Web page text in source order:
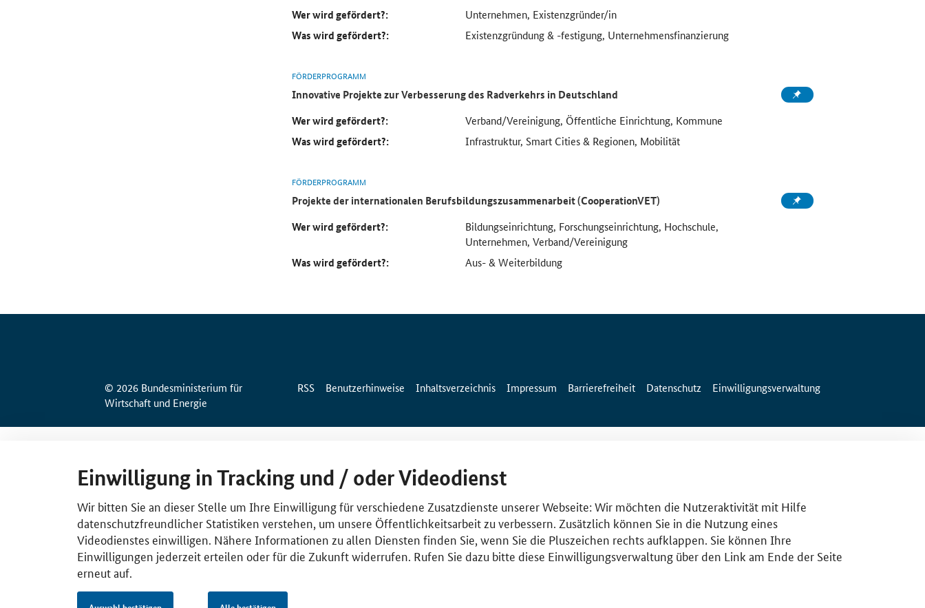
Wer wird gefördert?:
Unternehmen, Existenzgründer/in
Was wird gefördert?: Existenzgründung & -festigung, Unternehmensfinanzierung
FÖRDERPROGRAMM
Innovative Projekte zur Verbesserung des Radverkehrs in Deutschland
Wer wird gefördert?:
Verband/Vereinigung, Öffentliche Einrichtung, Kommune
Was wird gefördert?: Infrastruktur, Smart Cities & Regionen, Mobilität
FÖRDERPROGRAMM
Projekte der internationalen Berufsbildungszusammenarbeit (CooperationVET)
Wer wird gefördert?:
Bildungseinrichtung, Forschungseinrichtung, Hochschule,
Unternehmen, Verband/Vereinigung
Was wird gefördert?: Aus- & Weiterbildung
© 2026 Bundesministerium für
Wirtschaft und Energie
RSS Benutzerhinweise Inhaltsverzeichnis Impressum Barrierefreiheit Datenschutz Einwilligungsverwaltung
Einwilligung in Tracking und / oder Videodienst
Wir bitten Sie an dieser Stelle um Ihre Einwilligung für verschiedene Zusatzdienste unserer Webseite: Wir möchten die Nutzeraktivität mit Hilfe
datenschutzfreundlicher Statistiken verstehen, um unsere Öffentlichkeitsarbeit zu verbessern. Zusätzlich können Sie in die Nutzung eines
Videodienstes einwilligen. Nähere Informationen zu allen Diensten finden Sie, wenn Sie die Pluszeichen rechts aufklappen. Sie können Ihre
Einwilligungen jederzeit erteilen oder für die Zukunft widerrufen. Rufen Sie dazu bitte diese Einwilligungsverwaltung über den Link am Ende der Seite
erneut auf.